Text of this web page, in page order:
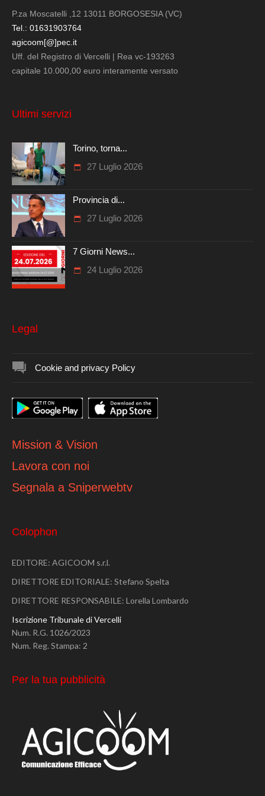
P.za Moscatelli ,12 13011 BORGOSESIA (VC)
Tel.: 01631903764
agicoom[@]pec.it
Uff. del Registro di Vercelli | Rea vc-193263
capitale 10.000,00 euro interamente versato
Ultimi servizi
Torino, torna...
27 Luglio 2026
Provincia di...
27 Luglio 2026
7 Giorni News...
24 Luglio 2026
Legal
Cookie and privacy Policy
Mission & Vision
Lavora con noi
Segnala a Sniperwebtv
Colophon
EDITORE: AGICOOM s.r.l.
DIRETTORE EDITORIALE: Stefano Spelta
DIRETTORE RESPONSABILE: Lorella Lombardo
Iscrizione Tribunale di Vercelli
Num. R.G. 1026/2023
Num. Reg. Stampa: 2
Per la tua pubblicità